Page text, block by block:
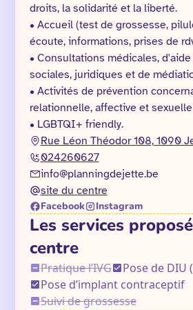
droits, la solidarité et la liberté.
• Accueil (test de grossesse,
écoute, informations, prises de
• Consultations médicales,
sociales, juridiques et de
• Activités de prévention
relationnelle, affective et sexuelle
• LGBTQI+ friendly.
Rue Léon Théodor 108, 1090
024260627
info@planningdejette.be
site du centre
Facebook Instagram
Les services
centre
Pratique l’IVG
Pose de DIU
Pose d’implant contraceptif
Suivi de grossesse